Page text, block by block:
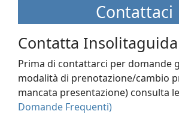
Contattaci
Contatta
Prima di contattarci per domande
modalità di prenotazione/cambio
mancata presentazione) consulta le
Domande Frequenti)